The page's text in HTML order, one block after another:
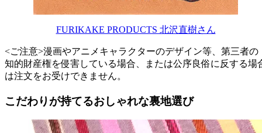
FURIKAKE PRODUCTS 北沢直樹さん
<ご注意>漫画やアニメキャラクターのデザイン等、第三者の
知的財産権を侵害している場合、または公序良俗に反する場
は注文をお受けできません。
こだわりが持てるおしゃれな裏地選び